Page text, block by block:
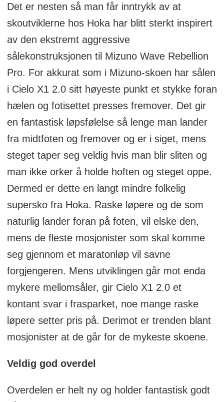
Det er nesten så man får inntrykk av at
skoutviklerne hos Hoka har blitt sterkt inspirert
av den ekstremt aggressive
sålekonstruksjonen til Mizuno Wave Rebellion
Pro. For akkurat som i Mizuno-skoen har sålen
i Cielo X1 2.0 sitt høyeste punkt et stykke foran
hælen og fotisettet presses fremover. Det gir
en fantastisk løpsfølelse så lenge man lander
fra midtfoten og fremover og er i siget, mens
steget taper seg veldig hvis man blir sliten og
man ikke orker å holde hoften og steget oppe.
Dermed er dette en langt mindre folkelig
supersko fra Hoka. Raske løpere og de som
naturlig lander foran på foten, vil elske den,
mens de fleste mosjonister som skal komme
seg gjennom et maratonløp vil savne
forgjengeren. Mens utviklingen går mot enda
mykere mellomsåler, gir Cielo X1 2.0 et
kontant svar i frasparket, noe mange raske
løpere setter pris på. Derimot er trenden blant
mosjonister at de går for de mykeste skoene.
Veldig god overdel
Overdelen er helt ny og holder fantastisk godt